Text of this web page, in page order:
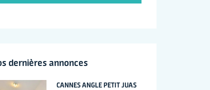
dernières annonces
CANNES ANGLE PETIT JUAS